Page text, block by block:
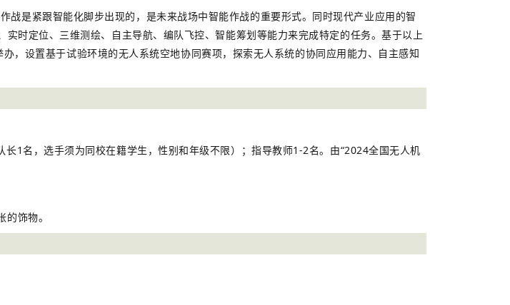
战是紧跟智能化脚步出现的，是未来战场中智能作战的重要形式。同时现代产业应用的智
时定位、三维测绘、自主导航、编队飞控、智能筹划等能力来完成特定的任务。基于以上
，设置基于试验环境的无人系统空地协同赛项，探索无人系统的协同应用能力、自主感知
1名，选手须为同校在籍学生，性别和年级不限）；指导教师1-2名。由“2024全国无人机
饰物。